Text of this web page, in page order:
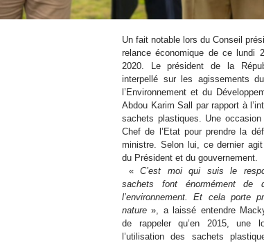
Un fait notable lors du Conseil
relance économique de ce lundi
2020. Le président de la
interpellé sur les agissements
l’Environnement et du
Abdou Karim Sall par rapport à
sachets plastiques. Une
Chef de l’Etat pour prendre la
ministre. Selon lui, ce dernier agit
du Président et du gouvernement.
« C’est moi qui suis le
sachets font énormément de
l’environnement. Et cela porte
nature », a laissé entendre
de rappeler qu’en 2015, une
l’utilisation des sachets